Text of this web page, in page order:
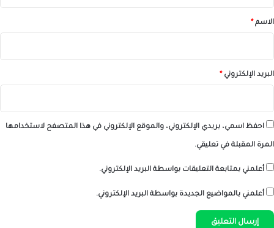
*الاسم*
البريد الإلكتروني*
احفظ اسمي، بريدي الإلكتروني، والموقع الإلكتروني في هذا المتصفح لاستخدامها
المرة المقبلة في تعليقي.
أعلمني بمتابعة التعليقات بواسطة البريد الإلكتروني.
أعلمني بالمواضيع الجديدة بواسطة البريد الإلكتروني.